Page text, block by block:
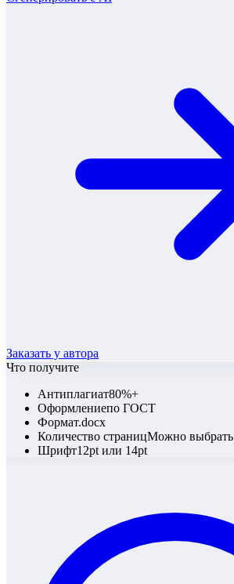
Заказать у автора
Что получите
Антиплагиат80%+
Оформлениепо ГОСТ
Формат.docx
Количество страницМожно выбрать
Шрифт12pt или 14pt